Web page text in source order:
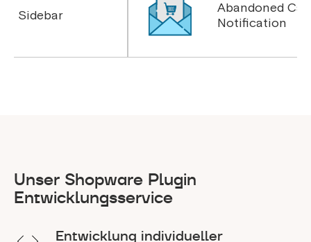
Abandoned Cart List &
Notification
Unser Shopware Plugin
Entwicklungsservice
Entwicklung individueller